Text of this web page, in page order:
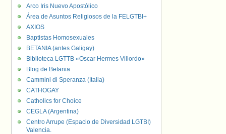
Arco Iris Nuevo Apostólico
Área de Asuntos Religiosos de la FELGTBI+
AXIOS
Baptistas Homosexuales
BETANIA (antes Galigay)
Biblioteca LGTTB «Oscar Hermes Villordo»
Blog de Betania
Cammini di Speranza (Italia)
CATHOGAY
Catholics for Choice
CEGLA (Argentina)
Centro Arrupe (Espacio de Diversidad LGTBI)
Valencia.